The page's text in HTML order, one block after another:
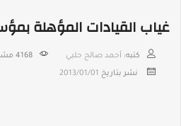
غياب القيادات المؤهلة
كتبه: أحمد صالح حلبي 4168
نشر بتاريخ 2013/01/01